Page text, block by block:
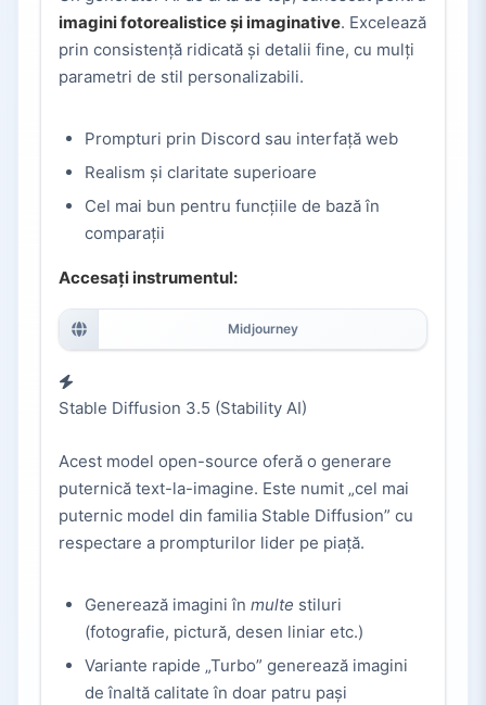
imagini fotorealistice și imaginative. Excelează
prin consistență ridicată și detalii fine, cu mulți
parametri de stil personalizabili.
Prompturi prin Discord sau interfață web
Realism și claritate superioare
Cel mai bun pentru funcțiile de bază în
comparații
Accesați instrumentul:
Midjourney
Stable Diffusion 3.5 (Stability AI)
Acest model open-source oferă o generare
puternică text-la-imagine. Este numit „cel mai
puternic model din familia Stable Diffusion” cu
respectare a prompturilor lider pe piață.
Generează imagini în multe stiluri
(fotografie, pictură, desen liniar etc.)
Variante rapide „Turbo” generează imagini
de înaltă calitate în doar patru pași